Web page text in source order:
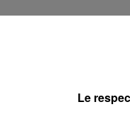
Le